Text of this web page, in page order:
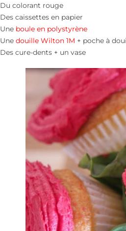
Du colorant rouge
Des caissettes en papier
Une boule en polystyrène
Unedouille Wilton 1M + poche à
Descure-dents + un vase